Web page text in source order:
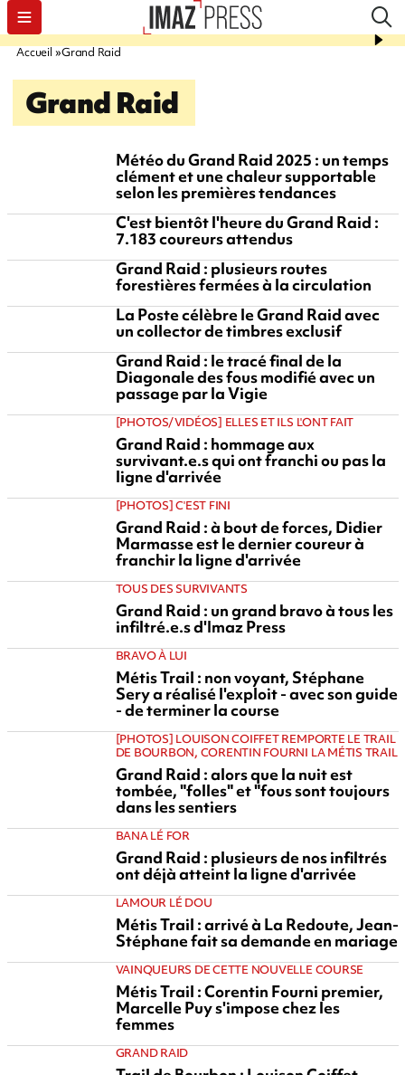
Accueil Grand Raid
Grand Raid
Météo du Grand Raid 2025 : un temps
clément et une chaleur supportable
selon les premières tendances
C'est bientôt l'heure du Grand Raid :
7.183 coureurs attendus
Grand Raid : plusieurs routes
forestières fermées à la circulation
La Poste célèbre le Grand Raid avec
un collector de timbres exclusif
Grand Raid : le tracé final de la
Diagonale des fous modifié avec un
passage par la Vigie
[PHOTOS/VIDÉOS] ELLES ET ILS L'ONT FAIT
Grand Raid : hommage aux
survivant.e.s qui ont franchi ou pas la
ligne d'arrivée
[PHOTOS] C'EST FINI
Grand Raid : à bout de forces, Didier
Marmasse est le dernier coureur à
franchir la ligne d'arrivée
TOUS DES SURVIVANTS
Grand Raid : un grand bravo à tous les
infiltré.e.s d'Imaz Press
BRAVO À LUI
Métis Trail : non voyant, Stéphane
Sery a réalisé l'exploit - avec son guide
- de terminer la course
[PHOTOS] LOUISON COIFFET REMPORTE LE TRAIL
DE BOURBON, CORENTIN FOURNI LA MÉTIS TRAIL
Grand Raid : alors que la nuit est
tombée, "folles" et "fous sont toujours
dans les sentiers
BANA LÉ FOR
Grand Raid : plusieurs de nos infiltrés
ont déjà atteint la ligne d'arrivée
LAMOUR LÉ DOU
Métis Trail : arrivé à La Redoute, Jean-
Stéphane fait sa demande en mariage
VAINQUEURS DE CETTE NOUVELLE COURSE
Métis Trail : Corentin Fourni premier,
Marcelle Puy s'impose chez les
femmes
GRAND RAID